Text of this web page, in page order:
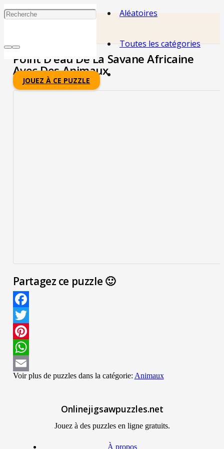
Aléatoires
Toutes les catégories
Point D'eau De La Savane Africaine
Avec Des Animaux
JOUEZ À CE PUZZLE
Partagez ce puzzle 🙂
Facebook
Twitter
Pinterest
WhatsApp
Email
Voir plus de puzzles dans la catégorie: Animaux
Onlinejigsawpuzzles.net
Jouez à des puzzles en ligne gratuits.
À propos